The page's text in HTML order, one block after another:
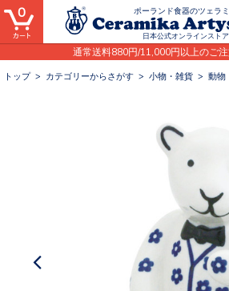
ポーランド食器のツェラ
日本公式オンラインストア
通常送料880円/11,000円以上のご
0
トップ> カテゴリーからさがす > 小物・雑貨 > 動物